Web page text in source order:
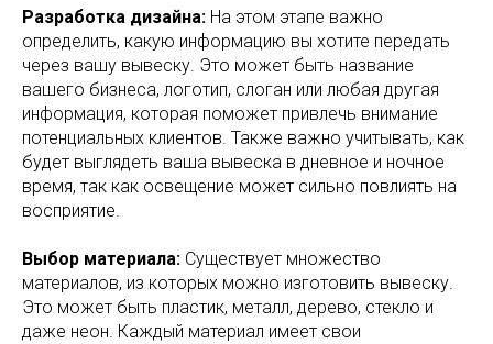
Разработка дизайна: На этом этапе важно
определить, какую информацию вы хотите передать
через вашу вывеску. Это может быть название
вашего бизнеса, логотип, слоган или любая другая
информация, которая поможет привлечь внимание
потенциальных клиентов. Также важно учитывать, как
будет выглядеть ваша вывеска в дневное и ночное
время, так как освещение может сильно повлиять на
восприятие.
Выбор материала: Существует множество
материалов, из которых можно изготовить вывеску.
Это может быть пластик, металл, дерево, стекло и
даже неон. Каждый материал имеет свои